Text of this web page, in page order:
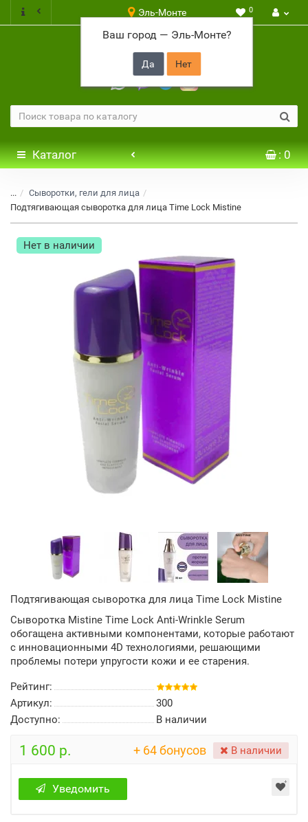
Эль-Монте
Ваш город — Эль-Монте?
0
+7 917 646 65 48
Каталог : 0
...
Сыворотки, гели для лица
Подтягивающая сыворотка для лица Time Lock Mistine
Нет в наличии
Подтягивающая сыворотка для лица Time Lock Mistine
Сыворотка Mistine Time Lock Anti-Wrinkle Serum
обогащена активными компонентами, которые работают
с инновационными 4D технологиями, решающими
проблемы потери упругости кожи и ее старения.
Рейтинг:
Артикул:
300
Доступно:
В наличии
1 600 р. + 64 бонусов В наличии
Уведомить